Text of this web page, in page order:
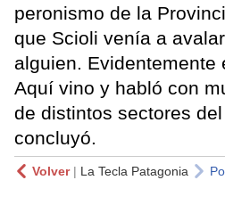
peronismo de la
que Scioli venía a
alguien. Evidentemente
Aquí vino y habló con
de distintos sectores del
concluyó.
Volver| La Tecla Patagonia